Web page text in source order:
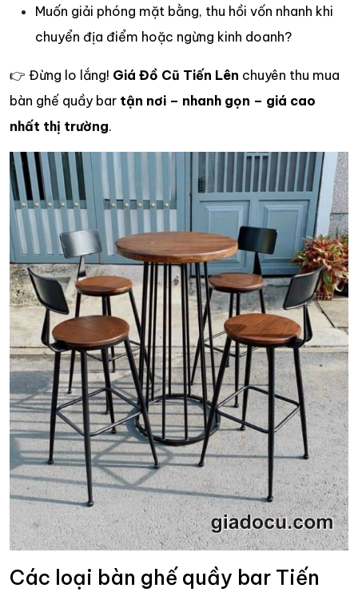
Muốn giải phóng mặt bằng, thu hồi vốn nhanh khi
chuyển địa điểm hoặc ngừng kinh doanh?
👉 Đừng lo lắng! Giá Đồ Cũ Tiến Lên chuyên thu mua
bàn ghế quầy bar tận nơi – nhanh gọn – giá cao
nhất thị trường.
Các loại bàn ghế quầy bar Tiến